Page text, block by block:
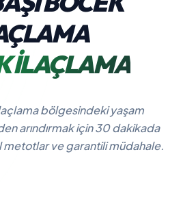
İLAÇLAMA
bölgesindeki yaşam
arındırmak için 30 dakikada
metotlar ve garantili müdahale.